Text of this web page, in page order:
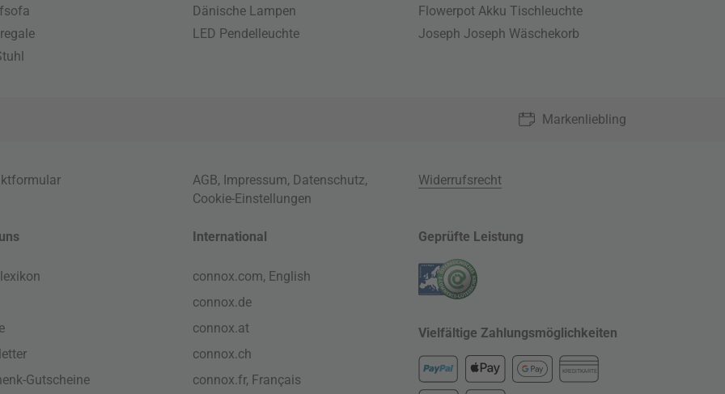
Dänische Lampen
LED Pendelleuchte
Flowerpot Akku Tischleuchte
Joseph Joseph Wäschekorb
Markenliebling
AGB, Impressum, Datenschutz,
Cookie-Einstellungen
Widerrufsrecht
Gutscheine
International
connox.com, English
connox.de
connox.at
connox.ch
connox.fr, Français
Geprüfte Leistung
Vielfältige Zahlungsmöglichkeiten
KREDITKARTE